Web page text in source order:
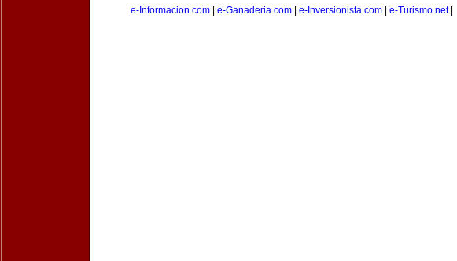
e-Informacion.com
e-Ganaderia.com e-Inversionista.com e-Turismo.net|